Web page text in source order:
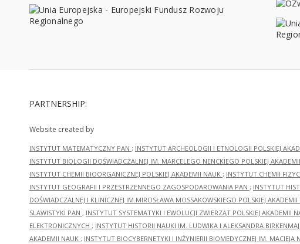
PARTNERSHIP:
Website created by
INSTYTUT MATEMATYCZNY PAN ; INSTYTUT ARCHEOLOGII I ETNOLOGII POLSKIEJ
INSTYTUT BIOLOGII DOŚWIADCZALNEJ IM. MARCELEGO NENCKIEGO POLSKIEJ
INSTYTUT CHEMII BIOORGANICZNEJ POLSKIEJ AKADEMII NAUK ; INSTYTUT CHEMII
INSTYTUT GEOGRAFII I PRZESTRZENNEGO ZAGOSPODAROWANIA PAN ; INSTYTUT
DOŚWIADCZALNEJ I KLINICZNEJ IM.MIROSŁAWA MOSSAKOWSKIEGO POLSKIEJ AKADEMII
SLAWISTYKI PAN ; INSTYTUT SYSTEMATYKI I EWOLUCJI ZWIERZĄT POLSKIEJ AKADEMII
ELEKTRONICZNYCH ; INSTYTUT HISTORII NAUKI IM. LUDWIKA I ALEKSANDRA
AKADEMII NAUK ; INSTYTUT BIOCYBERNETYKI I INŻYNIERII BIOMEDYCZNEJ IM. MACIEJA